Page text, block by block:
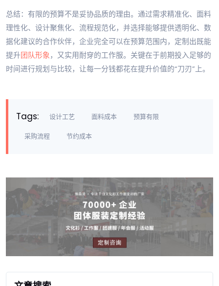
总结：有限的预算不是妥协品质的理由。通过需求精准化、面料
理性化、设计聚焦化、流程规范化，并选择能够提供透明化、数
据化建议的合作伙伴，企业完全可以在预算范围内，定制出既能
提升团队形象，又实用耐穿的工作服。关键在于前期投入足够的
时间进行规划与比较，让每一分钱都花在提升价值的“刀刃”上。
Tags: 设计工艺 面料成本 预算有限
采购流程 节约成本